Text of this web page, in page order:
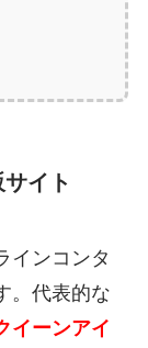
イト
インコンタ
。代表的な
イーンアイ